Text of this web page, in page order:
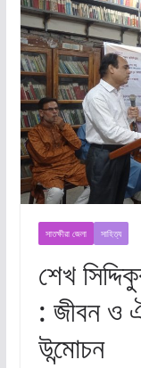
সাতক্ষীরা জেলা সাহিত্য
শেখ
: জীবন ও
উন্মোচন